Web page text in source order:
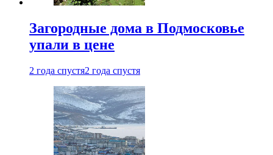
Загородные дома в Подмосковье
упали в цене
2 года спустя2 года спустя